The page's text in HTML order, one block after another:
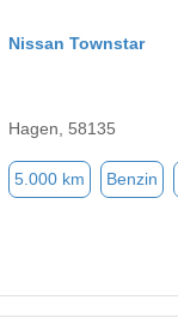
Nissan Townstar
Hagen, 58135
5.000 km Benzin